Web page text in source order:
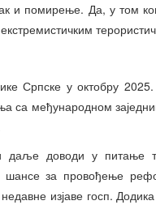
и помирење. Да, у том
Српске у октобру
са међународном
даље доводи у питање
шансе за провођење
изјаве госп.